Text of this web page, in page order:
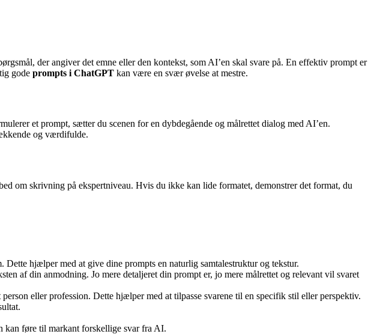
der angiver det emne eller den kontekst, som AI’en skal svare på. En effektiv prompt er
gode prompts i ChatGPT kan være en svær øvelse at mestre.
et prompt, sætter du scenen for en dybdegående og målrettet dialog med AI’en.
og værdifulde​.
om skrivning på ekspertniveau. Hvis du ikke kan lide formatet, demonstrer det format, du
hjælper med at give dine prompts en naturlig samtalestruktur og tekstur​.
af din anmodning. Jo mere detaljeret din prompt er, jo mere målrettet og relevant vil svaret
eller profession. Dette hjælper med at tilpasse svarene til en specifik stil eller perspektiv​.
kan føre til markant forskellige svar fra AI.